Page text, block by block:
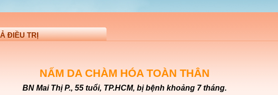
ĐIỀU TRỊ
NẤM DA CHÀM HÓA TOÀN THÂN
BN Mai Thị P., 55 tuổi, TP.HCM, bị bệnh khoảng 7 tháng.